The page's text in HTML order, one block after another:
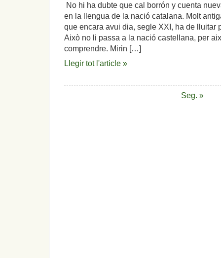
Generalitat:
Inici
d’una
comissió
de
ja!
No hi ha dubte que cal borrón y cuenta
en la llengua de la nació catalana. Molt
que encara avui dia, segle XXI, ha de lluitar
Això no li passa a la nació castellana, per
comprendre. Mirin […]
Llegir tot l'article »
Seg. »